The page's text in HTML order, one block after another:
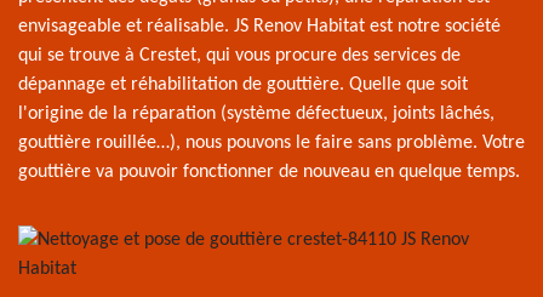
envisageable et réalisable. JS Renov Habitat est notre société
qui se trouve à Crestet, qui vous procure des services de
dépannage et réhabilitation de gouttière. Quelle que soit
l'origine de la réparation (système défectueux, joints lâchés,
gouttière rouillée…), nous pouvons le faire sans problème. Votre
gouttière va pouvoir fonctionner de nouveau en quelque temps.